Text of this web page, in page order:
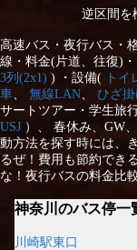
逆区間を
高速バス・夜行バス・
線・料金(片道、往復)
3列(2x1) ) ・設備( トイ
車、 無線LAN、 ひざ掛
サートツアー・学生旅
USJ ）、 春休み、GW
動方法を探す時には、
るぜ！費用も節約でき
な！夜行バスの料金比
神奈川のバス停一
川崎駅東口